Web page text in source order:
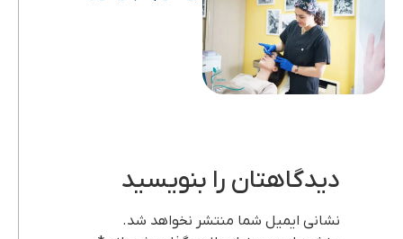
دیدگاهتان را بنویسید
نشانی ایمیل شما منتشر نخواهد شد.